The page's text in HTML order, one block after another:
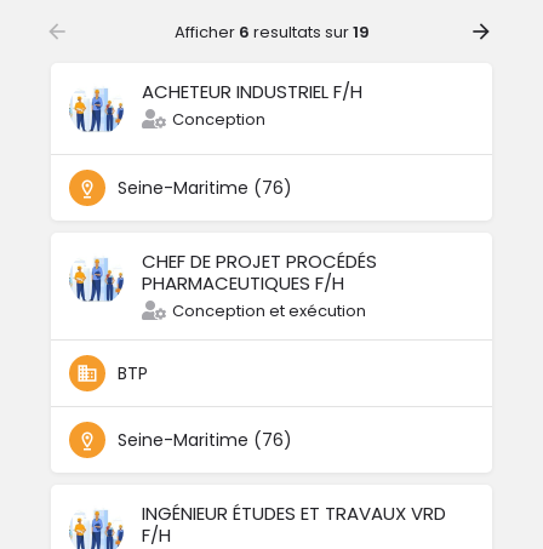
Afficher 6 resultats sur19
ACHETEUR INDUSTRIEL F/H
Conception
Seine-Maritime (76)
CHEF DE PROJET PROCÉDÉS
PHARMACEUTIQUES F/H
Conception et exécution
BTP
Seine-Maritime (76)
INGÉNIEUR ÉTUDES ET TRAVAUX VRD
F/H